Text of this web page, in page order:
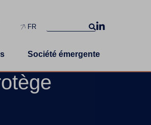
FR
Société émergente